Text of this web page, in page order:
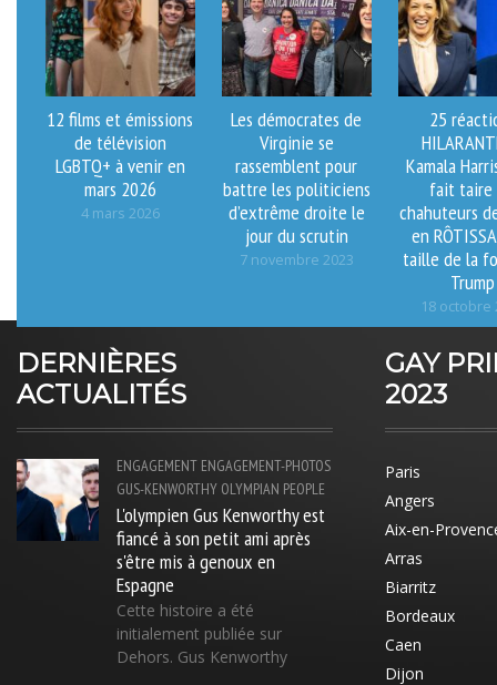
12 films et émissions
de télévision
LGBTQ+ à venir en
mars 2026
4 mars 2026
Les démocrates de
Virginie se
rassemblent pour
battre les politiciens
d’extrême droite le
jour du scrutin
7 novembre 2023
25
Kamala
fait taire
chahuteurs
en
taille de la
Trump
18 octobre
DERNIÈRES
ACTUALITÉS
ENGAGEMENT ENGAGEMENT-PHOTOS
GUS-KENWORTHY OLYMPIAN PEOPLE
L'olympien Gus Kenworthy est
fiancé à son petit ami après
s'être mis à genoux en
Espagne
Cette histoire a été
initialement publiée sur
Dehors. Gus Kenworthy
GAY
2023
Paris
Angers
Aix-en-
Arras
Biarritz
Bordeaux
Caen
Dijon